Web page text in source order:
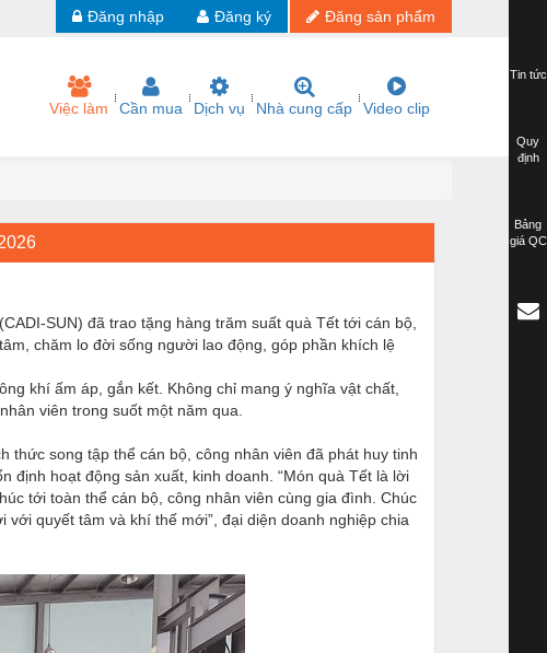
Đăng sản phẩm
Đăng ký
Đăng nhập
Việc làm Cần mua Dịch vụ Nhà cung cấp Video clip
SUN) đã trao tặng hàng trăm suất quà Tết tới cán bộ,
chăm lo đời sống người lao động, góp phần khích lệ
khí ấm áp, gắn kết. Không chỉ mang ý nghĩa vật chất,
viên trong suốt một năm qua.
thức song tập thể cán bộ, công nhân viên đã phát huy tinh
định hoạt động sản xuất, kinh doanh. “Món quà Tết là lời
tới toàn thể cán bộ, công nhân viên cùng gia đình. Chúc
quyết tâm và khí thế mới”, đại diện doanh nghiệp chia
Tin tức
Quy
định
Bảng
giá QC